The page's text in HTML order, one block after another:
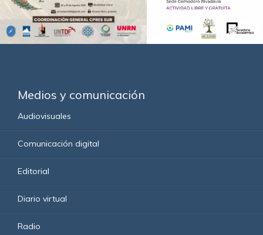
Medios y comunicación
Audiovisuales
Comunicación digital
Editorial
Diario virtual
Radio